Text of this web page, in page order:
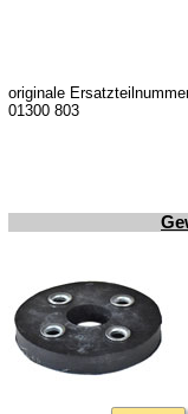
Impressum
Suchfunktion
Warenkorb
originale
01300 803